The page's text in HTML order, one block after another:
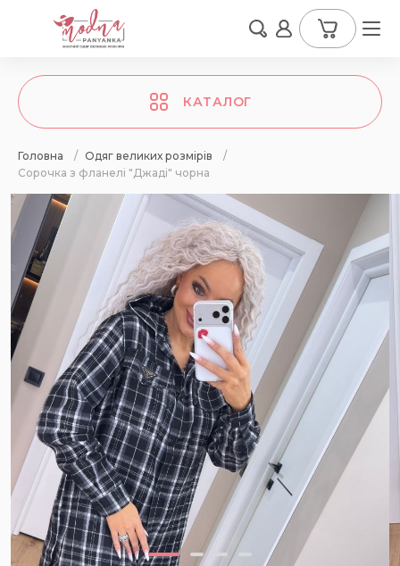
КАТАЛОГ
Головна / Одяг великих розмірів
/
Сорочка з фланелі "Джаді" чорна